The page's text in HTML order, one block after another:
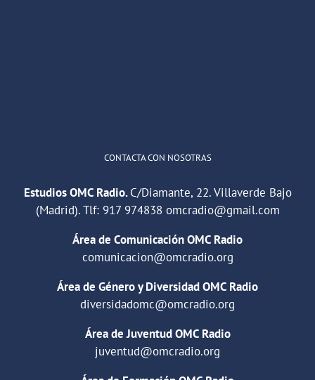
CONTACTA CON NOSOTRAS
Estudios OMC Radio.C/Diamante, 22. Villaverde Bajo
(Madrid). Tlf: 917 974838 omcradio@gmail.com
Área de Comunicación OMC Radio
comunicacion@omcradio.org
Área de Género y Diversidad OMC Radio
diversidadomc@omcradio.org
Área de Juventud OMC Radio
juventud@omcradio.org